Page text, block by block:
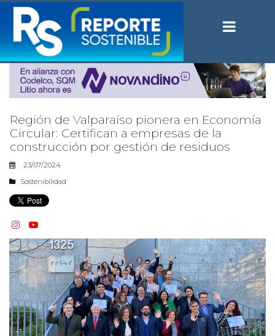
Región de Valparaíso pionera en Economía
Circular: Certifican a empresas de la
construcción por gestión de residuos
23/07/2024
Sostenibilidad
 